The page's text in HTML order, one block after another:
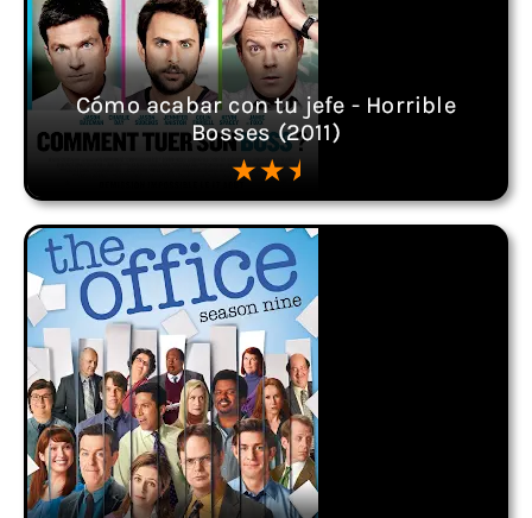
Cómo acabar con tu jefe - Horrible
Bosses (2011)